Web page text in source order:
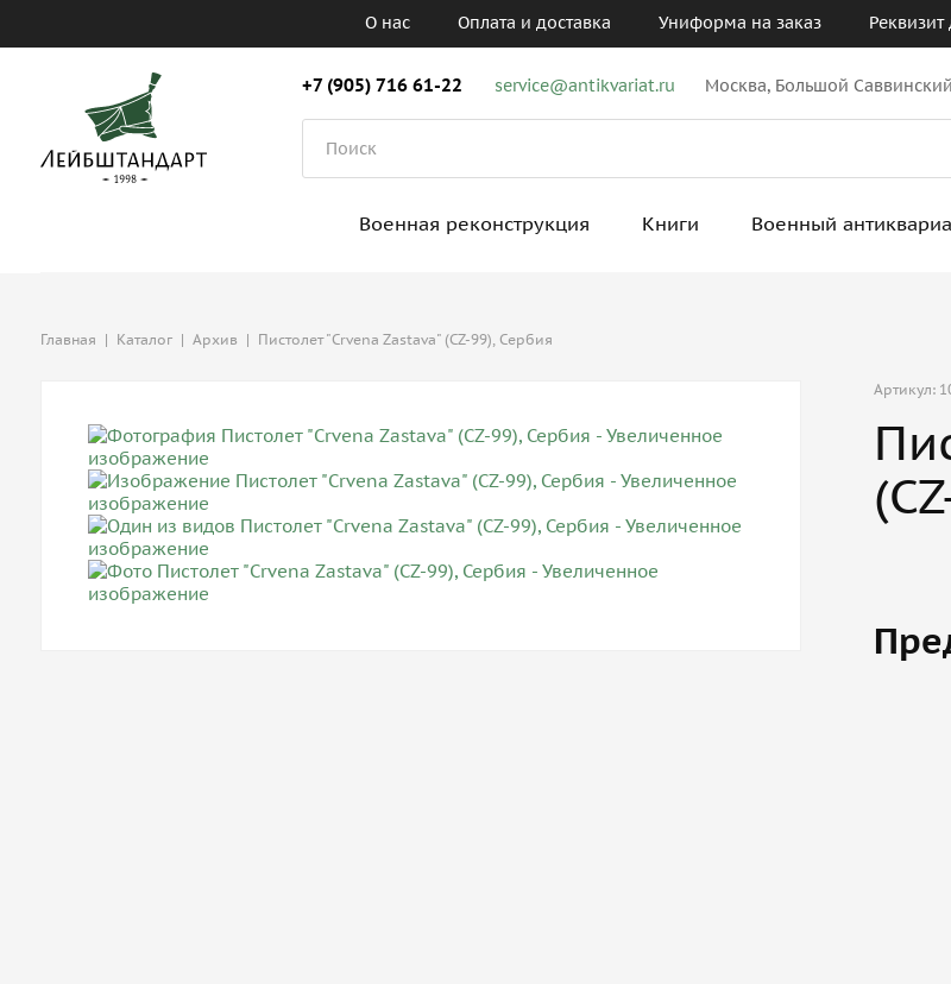
О нас Оплата и доставка Униформа на заказ
+7 (905) 716 61-22 service@antikvariat.ru Москва, Большой
Военная реконструкция Книги Военный
Главная | Каталог | Архив | Пистолет "Crvena Zastava" (CZ-99), Сербия
Артикул: